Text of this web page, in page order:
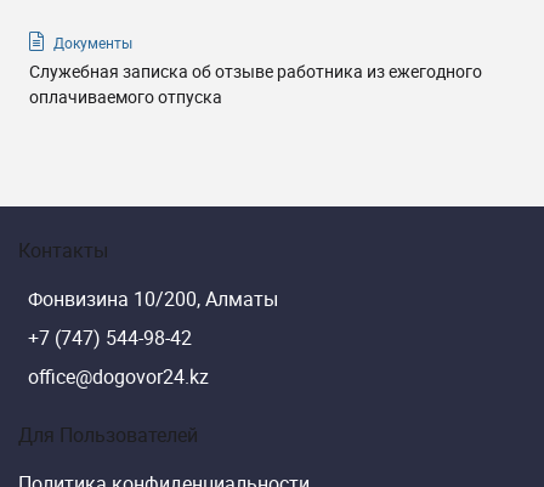
Документы
Служебная записка об отзыве работника из ежегодного
оплачиваемого отпуска
Контакты
Фонвизина 10/200, Алматы
+7 (747) 544-98-42
office@dogovor24.kz
Для Пользователей